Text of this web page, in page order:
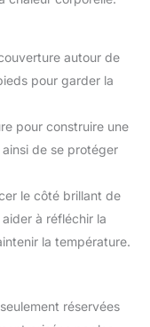
autour de
pour garder la
pour construire une
de se protéger
le côté brillant de
à réfléchir la
la température.
réservées